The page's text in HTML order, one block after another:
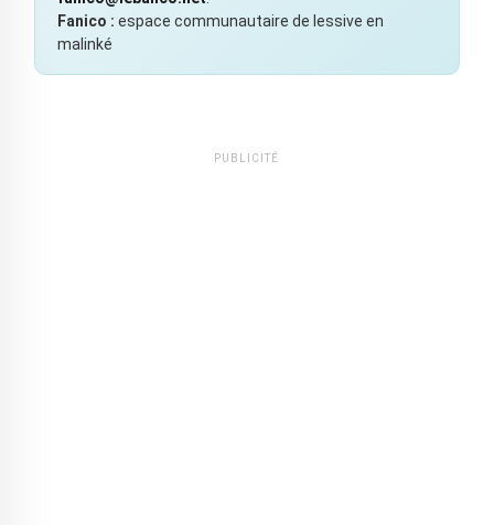
Fanico : espace communautaire de lessive en
malinké
PUBLICITÉ